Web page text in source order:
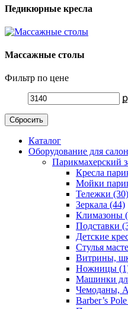
Педикюрные кресла
Массажные столы
Фильтр по цене
ք
Сбросить
Каталог
Оборудование для
Парикмахерский
Кресла
Мойки
Тележки (30)
Зеркала (44)
Климазоны
Подставки
Детские
Стулья
Витрины,
Ножницы
Машинки
Чемоданы,
Barber’s